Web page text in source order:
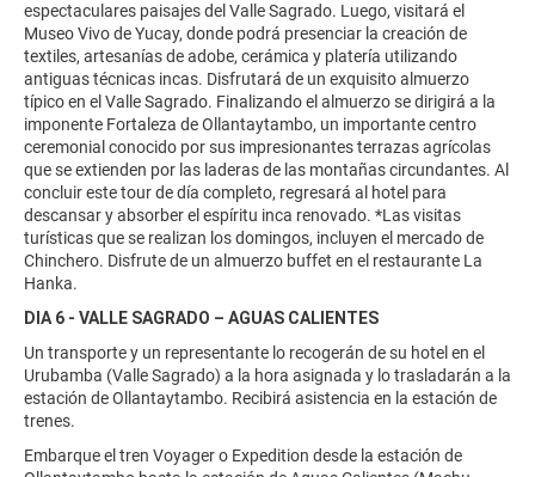
espectaculares paisajes del Valle Sagrado. Luego, visitará el
Museo Vivo de Yucay, donde podrá presenciar la creación de
textiles, artesanías de adobe, cerámica y platería utilizando
antiguas técnicas incas. Disfrutará de un exquisito almuerzo
típico en el Valle Sagrado. Finalizando el almuerzo se dirigirá a la
imponente Fortaleza de Ollantaytambo, un importante centro
ceremonial conocido por sus impresionantes terrazas agrícolas
que se extienden por las laderas de las montañas circundantes. Al
concluir este tour de día completo, regresará al hotel para
descansar y absorber el espíritu inca renovado. *Las visitas
turísticas que se realizan los domingos, incluyen el mercado de
Chinchero. Disfrute de un almuerzo buffet en el restaurante La
Hanka.
DIA 6 - VALLE SAGRADO – AGUAS CALIENTES
Un transporte y un representante lo recogerán de su hotel en el
Urubamba (Valle Sagrado) a la hora asignada y lo trasladarán a la
estación de Ollantaytambo. Recibirá asistencia en la estación de
trenes.
Embarque el tren Voyager o Expedition desde la estación de